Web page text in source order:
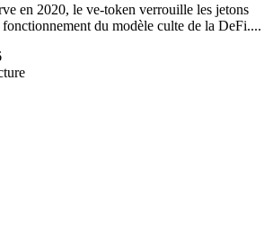
en 2020, le ve-token verrouille les jetons
du modèle culte de la DeFi....